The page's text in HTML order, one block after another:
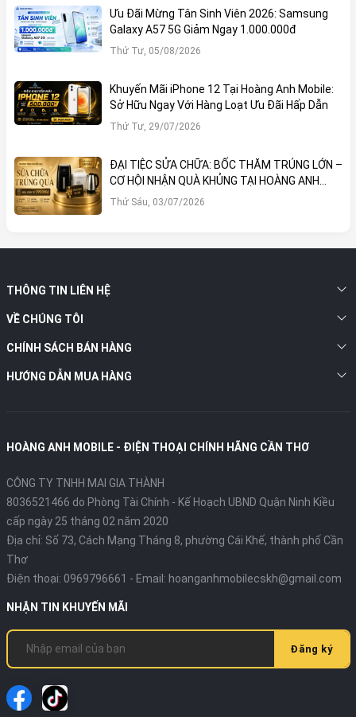
Ưu Đãi Mừng Tân Sinh Viên 2026: Samsung
Galaxy A57 5G Giảm Ngay 1.000.000đ
Thứ Tư, 05/08/2026
Khuyến Mãi iPhone 12 Tại Hoàng Anh Mobile:
Sở Hữu Ngay Với Hàng Loạt Ưu Đãi Hấp Dẫn
Thứ Tư, 29/07/2026
ĐẠI TIỆC SỬA CHỮA: BỐC THĂM TRÚNG LỚN –
CƠ HỘI NHẬN QUÀ KHỦNG TẠI HOÀNG ANH
MOBILE
Thứ Sáu, 03/07/2026
THÔNG TIN LIÊN HỆ
VỀ CHÚNG TÔI
CHÍNH SÁCH BÁN HÀNG
HƯỚNG DẪN MUA HÀNG
HOÀNG ANH MOBILE - ĐIỆN THOẠI CHÍNH HÃNG CẦN THƠ
CÔNG TY TNHH MAI GIA THÀNH
8036521466 do Phòng Tài Chính - Kế Hoạch UBND Quận Ninh Kiều
cấp ngày 25 tháng 02 năm 2020
Địa chỉ: Số 73, Cách Mạng Tháng 8, phường Cái Khế, thành phố Cần
Thơ
Điện thoại: 0969796661 - Email: hoanganhmobilecskh@gmail.com
NHẬN TIN KHUYẾN MÃI
Đăng ký